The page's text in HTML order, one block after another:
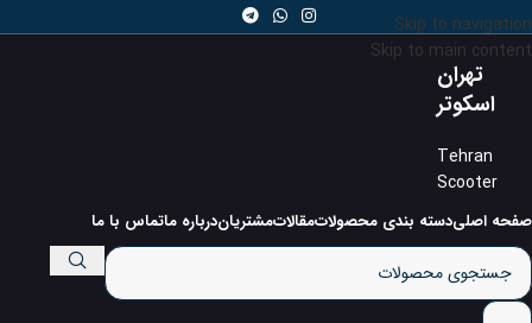
Skip to navigation
Skip to main content
تهران
اسکوتر
Tehran
Scooter
صفحه اصلیدسته بندی محصولاتمقالاتمشتریاندرباره ماتماس با ما